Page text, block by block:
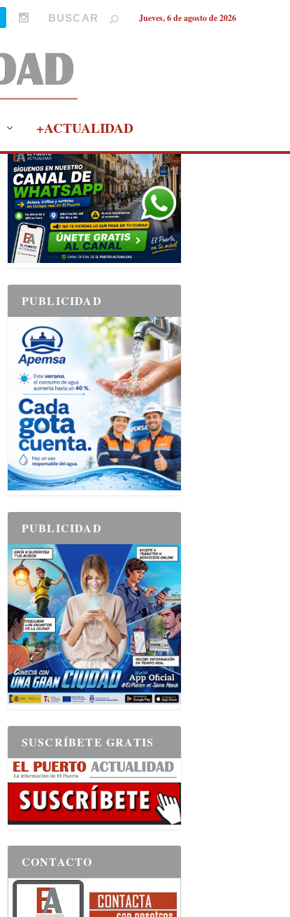
Jueves, 6 de agosto de 2026
+ACTUALIDAD
PUBLICIDAD
PUBLICIDAD
PUBLICIDAD
SUSCRÍBETE GRATIS
CONTACTO